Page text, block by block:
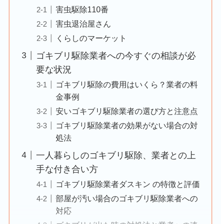
害虫駆除110番
害虫退治屋さん
くらしのマーケット
ゴキブリ駆除業者への今すぐの相談が必
要な状況
ゴキブリ駆除の費用はいくら？業者の料
金事例
安いゴキブリ駆除業者の選び方と注意点
ゴキブリ駆除業者の効果がない場合の対
処法
一人暮らしのゴキブリ駆除、業者との上
手な付き合い方
ゴキブリ駆除業者ダスキン の特徴と評価
部屋が汚い場合のゴキブリ駆除業者への
対応